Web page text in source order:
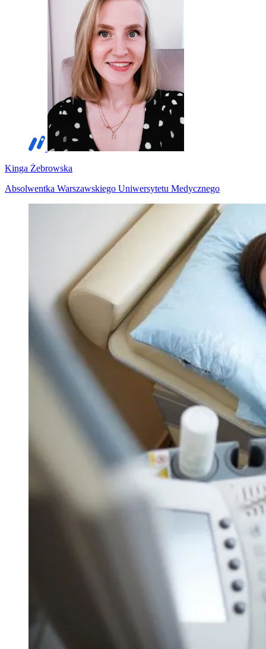
Kinga Żebrowska
Absolwentka Warszawskiego Uniwersytetu Medycznego